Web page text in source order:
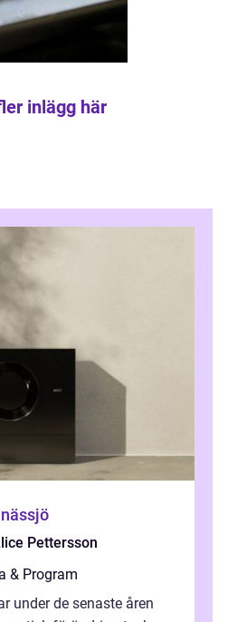
inlägg här
Pettersson
& Program
under de senaste åren